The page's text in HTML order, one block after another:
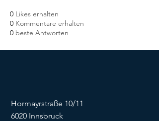
0 Likes erhalten
0 Kommentare erhalten
0 beste Antworten
Hormayrstraße 10/11
6020 Innsbruck